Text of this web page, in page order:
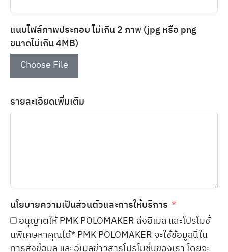
แนบไฟล์ภาพประกอบ ไม่เกิน 2 ภาพ (jpg หรือ png
ขนาดไม่เกิน 4MB)
Choose File
รายละเอียดเพิ่มเติม
นโยบายความเป็นส่วนตัวและการให้บริการ
อนุญาตให้ PMK POLOMAKER ส่งอีเมล และโปรโมชั่
นพิเศษหาคุณได้* PMK POLOMAKER จะใช้ข้อมูลนี้ใน
การส่งข้อมูล และอีเมลข่าวสารโปรโมชั่นของเรา โดยจะ